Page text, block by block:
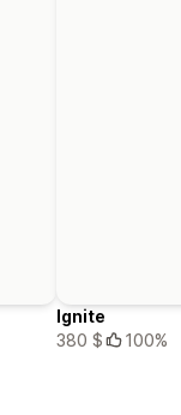
Ignite
380 $
100%